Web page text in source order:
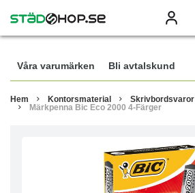
Våra varumärken Bli avtalskund
Hem Kontorsmaterial Skrivbordsvaror
Märkpenna Bic Eco 2000 4-Färger